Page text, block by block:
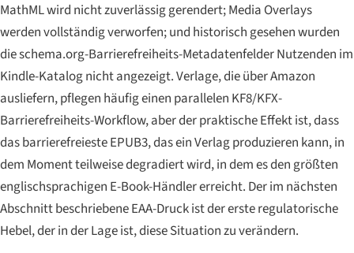
MathML wird nicht zuverlässig gerendert; Media Overlays
werden vollständig verworfen; und historisch gesehen wurden
die schema.org-Barrierefreiheits-Metadatenfelder Nutzenden im
Kindle-Katalog nicht angezeigt. Verlage, die über Amazon
ausliefern, pflegen häufig einen parallelen KF8/KFX-
Barrierefreiheits-Workflow, aber der praktische Effekt ist, dass
das barrierefreieste EPUB3, das ein Verlag produzieren kann, in
dem Moment teilweise degradiert wird, in dem es den größten
englischsprachigen E-Book-Händler erreicht. Der im nächsten
Abschnitt beschriebene EAA-Druck ist der erste regulatorische
Hebel, der in der Lage ist, diese Situation zu verändern.